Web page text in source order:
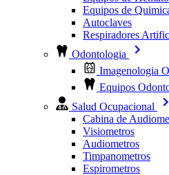
Equipos de
Autoclaves
Respiradores
Odontologia
Imagenologia
Equipos
Salud Ocupacional
Cabina de
Visiometros
Audiometros
Timpanometros
Espirometros